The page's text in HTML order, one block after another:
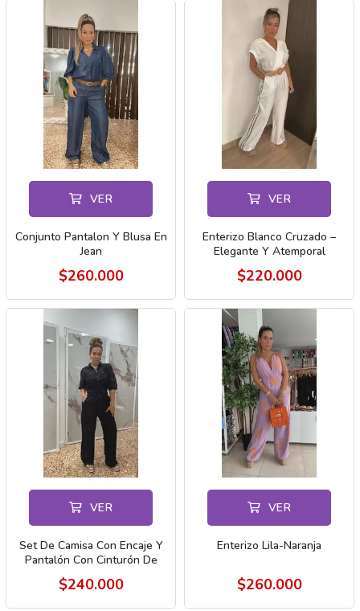
VER
Conjunto Pantalon Y Blusa En
Jean
$260.000
VER
Enterizo Blanco Cruzado –
Elegante Y Atemporal
$220.000
VER
Set De Camisa Con Encaje Y
Pantalón Con Cinturón De
$240.000
VER
Enterizo Lila-Naranja
$260.000